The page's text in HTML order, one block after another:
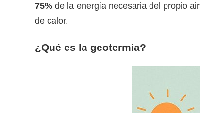
75% de la energía necesaria del propio
de calor.
¿Qué es la geotermia?